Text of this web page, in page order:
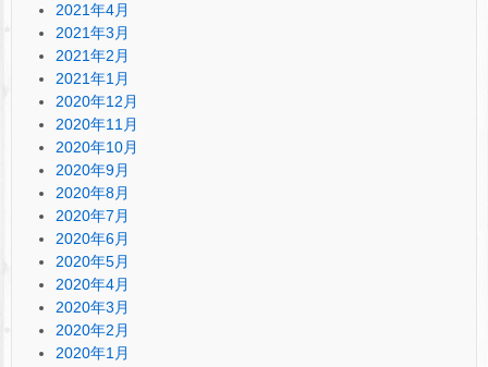
2021年4月
2021年3月
2021年2月
2021年1月
2020年12月
2020年11月
2020年10月
2020年9月
2020年8月
2020年7月
2020年6月
2020年5月
2020年4月
2020年3月
2020年2月
2020年1月